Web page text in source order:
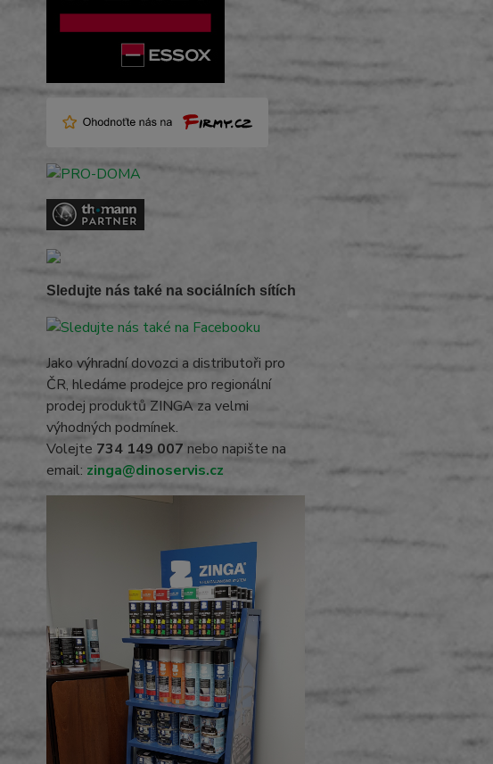
Sledujte nás také na sociálních sítích
Jako výhradní dovozci a distributoři pro
ČR, hledáme prodejce pro regionální
prodej produktů ZINGA za velmi
výhodných podmínek.
Volejte 734 149 007 nebo napište na
email: zinga@dinoservis.cz